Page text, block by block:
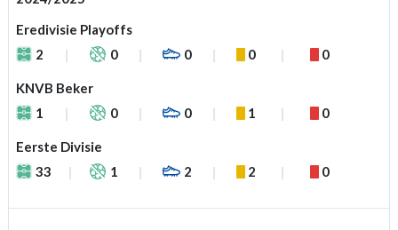
Eredivisie Playoffs
2
0 0 0 0
KNVB Beker
1
0 0 1 0
Eerste Divisie
33
1 2 2 0